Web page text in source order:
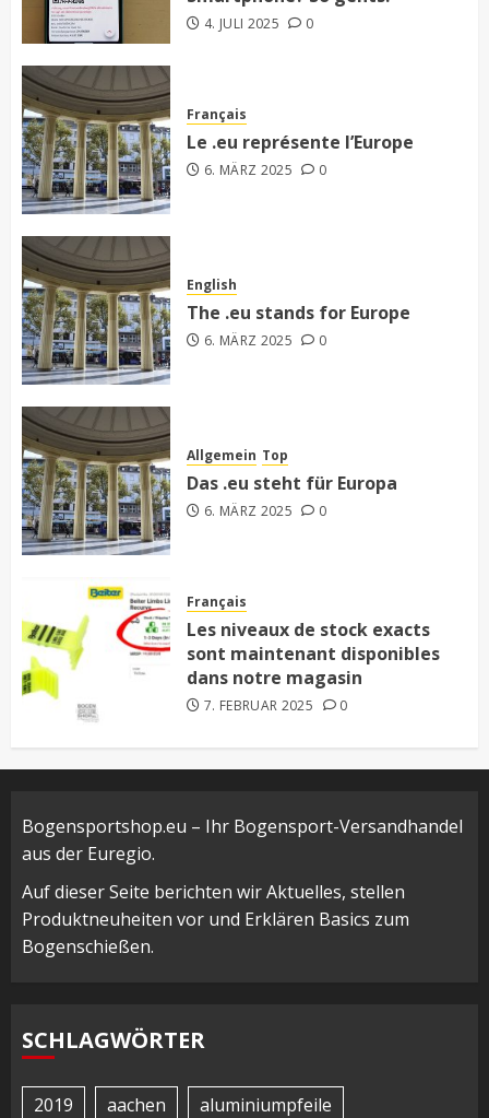
4. JULI 2025 0
Français
Le .eu représente l’Europe
6. MÄRZ 2025 0
English
The .eu stands for Europe
6. MÄRZ 2025 0
Allgemein Top
Das .eu steht für Europa
6. MÄRZ 2025 0
Français
Les niveaux de stock exacts
sont maintenant disponibles
dans notre magasin
7. FEBRUAR 2025 0
Bogensportshop.eu – Ihr Bogensport-Versandhandel
aus der Euregio.
Auf dieser Seite berichten wir Aktuelles, stellen
Produktneuheiten vor und Erklären Basics zum
Bogenschießen.
SCHLAGWÖRTER
2019 aachen
aluminiumpfeile